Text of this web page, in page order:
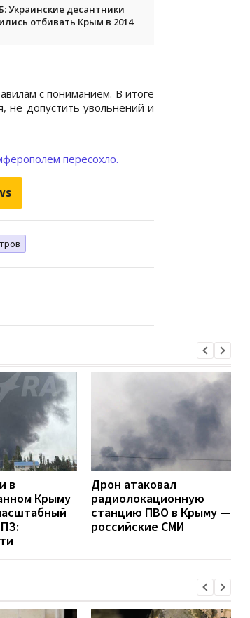
Украинские десантники
отбивать Крым в 2014
с пониманием. В итоге
не допустить увольнений и
пересохло.
в
Крыму
Дрон атаковал
радиолокационную
станцию ПВО в Крыму —
российские СМИ